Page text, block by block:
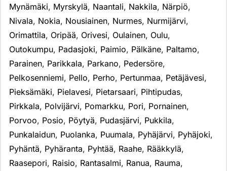
Mynämäki, Myrskylä, Naantali, Nakkila, Närpiö,
Nivala, Nokia, Nousiainen, Nurmes, Nurmijärvi,
Orimattila, Oripää, Orivesi, Oulainen, Oulu,
Outokumpu, Padasjoki, Paimio, Pälkäne, Paltamo,
Parainen, Parikkala, Parkano, Pedersöre,
Pelkosenniemi, Pello, Perho, Pertunmaa, Petäjävesi,
Pieksämäki, Pielavesi, Pietarsaari, Pihtipudas,
Pirkkala, Polvijärvi, Pomarkku, Pori, Pornainen,
Porvoo, Posio, Pöytyä, Pudasjärvi, Pukkila,
Punkalaidun, Puolanka, Puumala, Pyhäjärvi, Pyhäjoki,
Pyhäntä, Pyhäranta, Pyhtää, Raahe, Rääkkylä,
Raasepori, Raisio, Rantasalmi, Ranua, Rauma,